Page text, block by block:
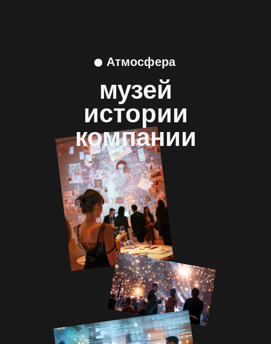
Атмосфера
музей
истории
компании